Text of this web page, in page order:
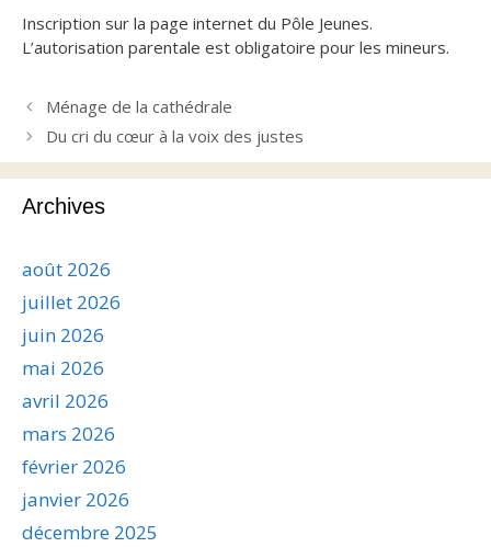
Inscription sur la page internet du Pôle Jeunes.
L’autorisation parentale est obligatoire pour les mineurs.
Ménage de la cathédrale
Du cri du cœur à la voix des justes
Archives
août 2026
juillet 2026
juin 2026
mai 2026
avril 2026
mars 2026
février 2026
janvier 2026
décembre 2025